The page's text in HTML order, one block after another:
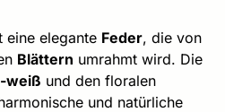
eine elegante Feder, die von
Blättern umrahmt wird. Die
weiß und den floralen
und natürliche